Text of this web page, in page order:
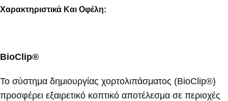
Χαρακτηριστικά Και Οφέλη:
BioClip®
Το σύστημα δημιουργίας χορτολιπάσματος (BioClip®)
προσφέρει εξαιρετικό κοπτικό αποτέλεσμα σε περιοχές